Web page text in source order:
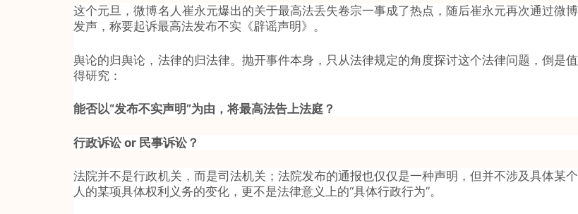
这个元旦，微博名人崔永元爆出的关于最高法丢失卷宗一事成了热点，随后崔永元再次通过微博
发声，称要起诉最高法发布不实《辟谣声明》。
舆论的归舆论，法律的归法律。抛开事件本身，只从法律规定的角度探讨这个法律问题，倒是值
得研究：
能否以“发布不实声明”为由，将最高法告上法庭？
行政诉讼 or 民事诉讼？
法院并不是行政机关，而是司法机关；法院发布的通报也仅仅是一种声明，但并不涉及具体某个
人的某项具体权利义务的变化，更不是法律意义上的“具体行政行为”。